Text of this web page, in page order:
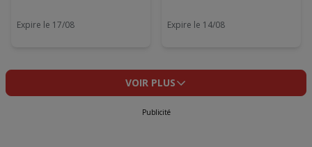
Expire le 17/08 Expire le 14/08
VOIR PLUS
Publicité